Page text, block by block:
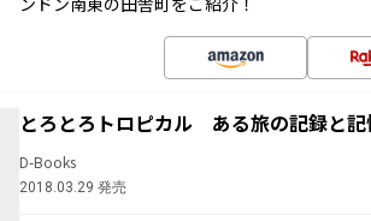
とろとろトロピカル ある旅の記録と
D-Books
2018.03.29 発売